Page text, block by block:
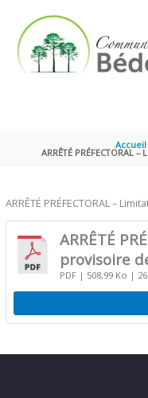
Accueil
ARRÊTÉ
ARRÊTÉ PRÉFECTORAL –
ARRÊTÉ
provisoire
PDF | 508,99 Ko |